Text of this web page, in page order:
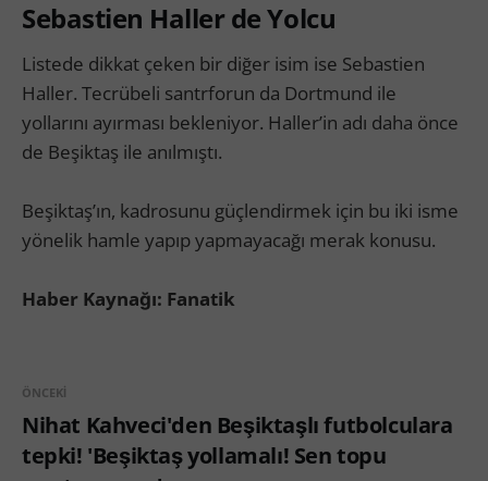
Sebastien Haller de Yolcu
Listede dikkat çeken bir diğer isim ise Sebastien
Haller. Tecrübeli santrforun da Dortmund ile
yollarını ayırması bekleniyor. Haller’in adı daha önce
de Beşiktaş ile anılmıştı.
Beşiktaş’ın, kadrosunu güçlendirmek için bu iki isme
yönelik hamle yapıp yapmayacağı merak konusu.
Haber Kaynağı: Fanatik
ÖNCEKI
Nihat Kahveci'den Beşiktaşlı futbolculara
tepki! 'Beşiktaş yollamalı! Sen topu